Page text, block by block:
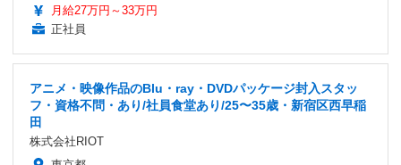
月給27万円～33万円
正社員
アニメ・映像作品のBlu・ray・DVDパッケージ封入スタッ
フ・資格不問・あり/社員食堂あり/25〜35歳・新宿区西早稲
田
株式会社RIOT